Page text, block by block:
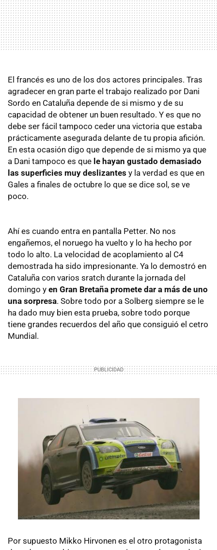
El francés es uno de los dos actores principales. Tras
agradecer en gran parte el trabajo realizado por Dani
Sordo en Cataluña depende de si mismo y de su
capacidad de obtener un buen resultado. Y es que no
debe ser fácil tampoco ceder una victoria que estaba
prácticamente asegurada delante de tu propia afición.
En esta ocasión digo que depende de si mismo ya que
a Dani tampoco es que le hayan gustado demasiado
las superficies muy deslizantes y la verdad es que en
Gales a finales de octubre lo que se dice sol, se ve
poco.
Ahí es cuando entra en pantalla Petter. No nos
engañemos, el noruego ha vuelto y lo ha hecho por
todo lo alto. La velocidad de acoplamiento al C4
demostrada ha sido impresionante. Ya lo demostró en
Cataluña con varios sratch durante la jornada del
domingo y en Gran Bretaña promete dar a más de uno
una sorpresa. Sobre todo por a Solberg siempre se le
ha dado muy bien esta prueba, sobre todo porque
tiene grandes recuerdos del año que consiguió el cetro
Mundial.
Por supuesto Mikko Hirvonen es el otro protagonista